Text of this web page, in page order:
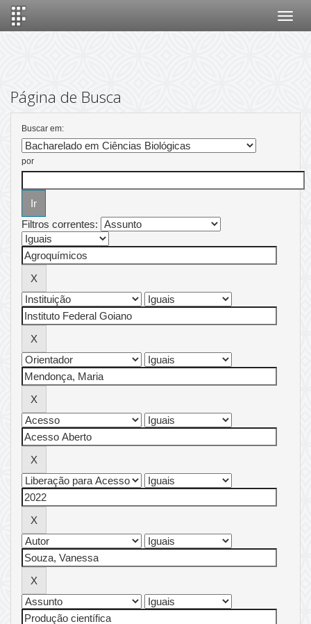
Página de Busca
Buscar em:
por
Filtros correntes: